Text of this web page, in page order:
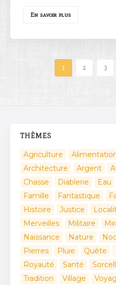
En savoir plus
1 2 3
THÈMES
Agriculture
Architecture
Argent
Chasse
Diablerie Eau
Famille
Fantastique
Histoire
Justice
Merveilles
Militaire
Naissance
Nature
Pierres
Pluie Quête
Royauté
Santé
Tradition
Village